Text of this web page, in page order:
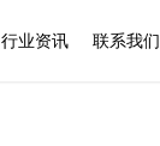
行业资讯 联系我们